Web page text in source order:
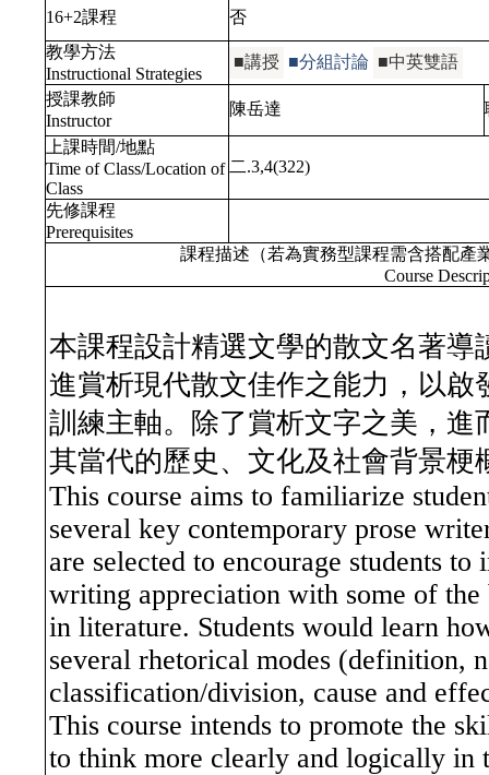
16+2課程
否
教學方法
Instructional Strategies
■講授 ■分組討論 ■中英雙語
授課教師
Instructor
陳岳達
上課時間/地點
Time of Class/Location of
Class
二.3,4(322)
先修課程
Prerequisites
課程描述（若為實務型課程需含搭配產
Course
本課程設計精選文學的散文名著
進賞析現代散文佳作之能力，以
訓練主軸。除了賞析文字之美，
其當代的歷史、文化及社會背景梗
This course aims to familiarize
several key contemporary prose
are selected to encourage students
writing appreciation with some of the
in literature. Students would learn
several rhetorical modes (definition,
classification/division, cause and
This course intends to promote the
to think more clearly and logically in